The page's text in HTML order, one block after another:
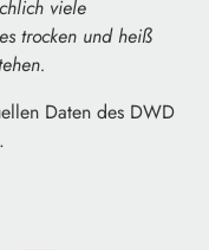
viele
trocken und heiß
Daten des DWD